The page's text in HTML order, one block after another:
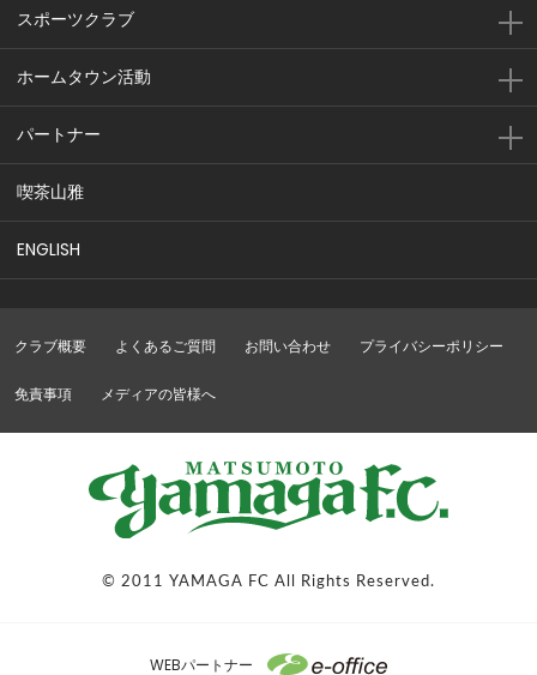
スポーツクラブ
ホームタウン活動
パートナー
喫茶山雅
ENGLISH
クラブ概要 よくあるご質問 お問い合わせ プライバシーポリシー
免責事項 メディアの皆様へ
© 2011 YAMAGA FC All Rights Reserved.
WEBパートナー